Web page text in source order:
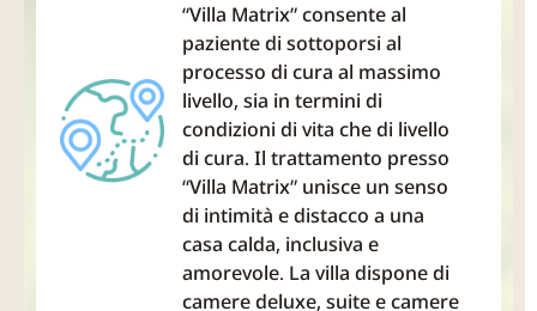
“Villa Matrix” consente al
paziente di sottoporsi al
processo di cura al massimo
livello, sia in termini di
condizioni di vita che di livello
di cura. Il trattamento presso
“Villa Matrix” unisce un senso
di intimità e distacco a una
casa calda, inclusiva e
amorevole. La villa dispone di
camere deluxe, suite e camere